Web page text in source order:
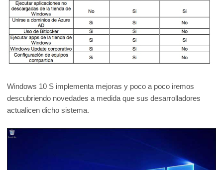
Windows 10 S implementa mejoras y poco a poco iremos
descubriendo novedades a medida que sus desarrolladores
actualicen dicho sistema.